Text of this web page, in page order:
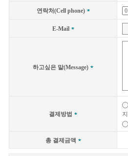
연락처(Cell phone)
E-Mail
하고싶은 말(Message)
결제방법
총 결제금액